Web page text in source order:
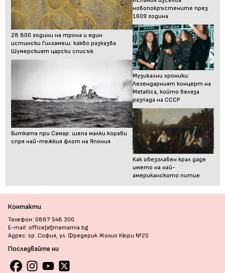
28 800 години на трона и един
истински Гилгамеш: какво разказва
Шумерският царски списък
Битката при Самар: шепа малки кораби
спря най-тежкия флот на Япония
новопокръстените през
1609 година
Музикални хроники:
Легендарният концерт на
Metallica, който беляза
разпада на СССР
Как обезглавен крал даде
името на най-
американското питие
Контакти
Телефон: 0887 548 300
E-mail: office[at]mamamia.bg
Адрес: гр. София, ул. Фредерик Жолио Кюри №20
Последвайте ни